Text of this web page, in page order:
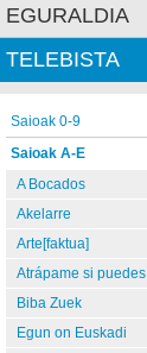
EGURALDIA
TELEBISTA
Saioak 0-9
Saioak A-E
A Bocados
Akelarre
Arte[faktua]
Atrápame si puedes
Biba Zuek
Egun on Euskadi